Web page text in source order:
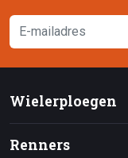
Wielerploegen
Renners